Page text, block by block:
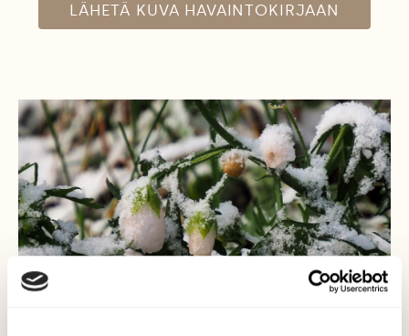
LÄHETÄ KUVA HAVAINTOKIRJAAN